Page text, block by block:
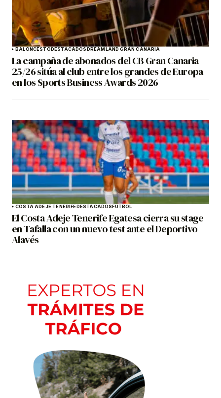
BALONCESTODESTACADOSDREAMLAND GRAN CANARIA
La campaña de abonados del CB Gran Canaria
25/26 sitúa al club entre los grandes de Europa
en los Sports Business Awards 2026
COSTA ADEJE TENERIFEDESTACADOSFÚTBOL
El Costa Adeje Tenerife Egatesa cierra su stage
en Tafalla con un nuevo test ante el Deportivo
Alavés